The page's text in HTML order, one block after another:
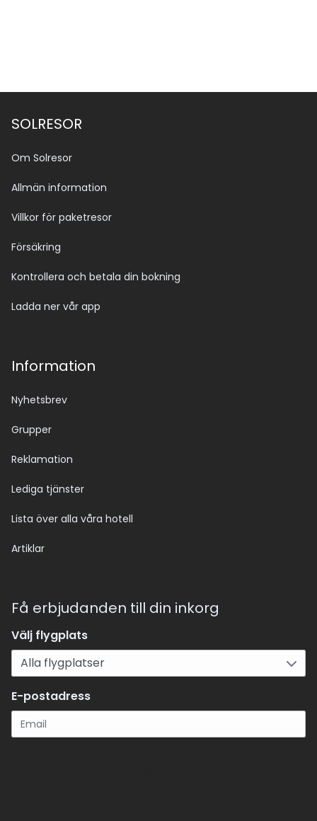
SOLRESOR
Om Solresor
Allmän information
Villkor för paketresor
Försäkring
Kontrollera och betala din bokning
Ladda ner vår app
Information
Nyhetsbrev
Grupper
Reklamation
Lediga tjänster
Lista över alla våra hotell
Artiklar
Få erbjudanden till din inkorg
Välj flygplats
E-postadress